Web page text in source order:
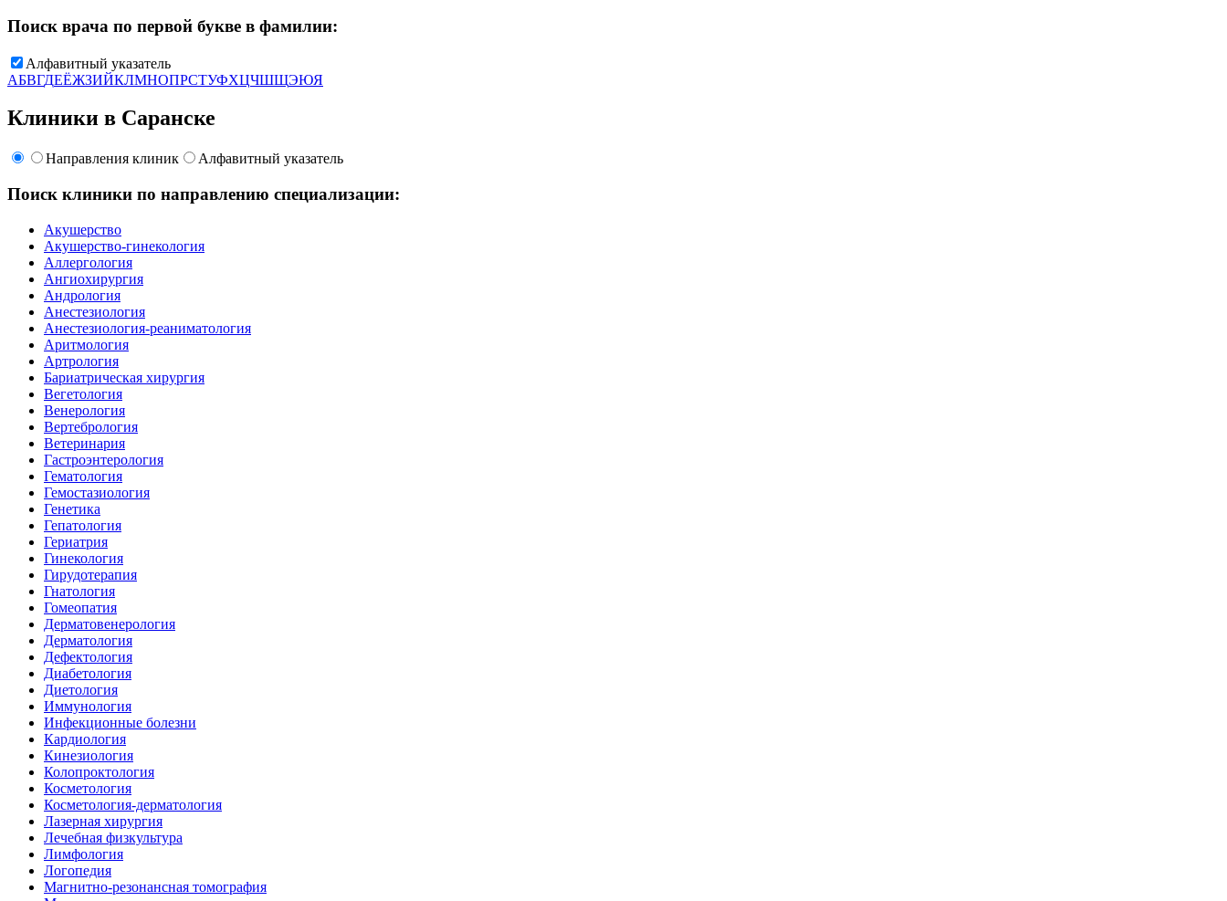
Поиск врача по первой букве в фамилии:
Алфавитный указатель
АБВГДЕЁЖЗИЙКЛМНОПРСТУФХЦЧШЩЭЮЯ
Клиники в Саранске
Направления клиник Алфавитный указатель
Поиск клиники по направлению специализации:
Акушерство
Акушерство-гинекология
Аллергология
Ангиохирургия
Андрология
Анестезиология
Анестезиология-реаниматология
Аритмология
Артрология
Бариатрическая хирургия
Вегетология
Венерология
Вертебрология
Ветеринария
Гастроэнтерология
Гематология
Гемостазиология
Генетика
Гепатология
Гериатрия
Гинекология
Гирудотерапия
Гнатология
Гомеопатия
Дерматовенерология
Дерматология
Дефектология
Диабетология
Диетология
Иммунология
Инфекционные болезни
Кардиология
Кинезиология
Колопроктология
Косметология
Косметология-дерматология
Лазерная хирургия
Лечебная физкультура
Лимфология
Логопедия
Магнитно-резонансная томография